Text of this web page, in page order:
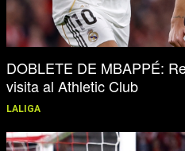
DOBLETE DE MBAPPÉ:
visita al Athletic Club
LALIGA